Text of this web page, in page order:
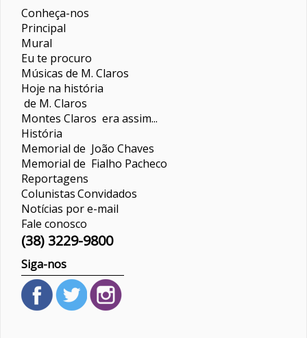
Conheça-nos
Principal
Mural
Eu te procuro
Músicas de M. Claros
Hoje na história
de M. Claros
Montes Claros era assim...
História
Memorial de João Chaves
Memorial de Fialho Pacheco
Reportagens
ColunistasConvidados
Notícias por e-mail
Fale conosco
(38) 3229-9800
Siga-nos